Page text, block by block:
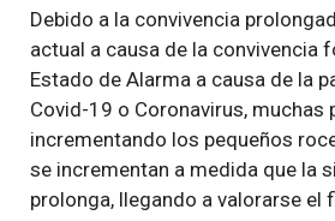
Debido a la convivencia
actual a causa de la convivencia
Estado de Alarma a causa de la
Covid-19 o Coronavirus, muchas
incrementando los pequeños
se incrementan a medida que la
prolonga, llegando a valorarse el